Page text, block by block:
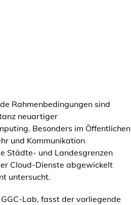
Rahmenbedingungen sind
neuartiger
Besonders im Öffentlichen
und Kommunikation
Städte- und Landesgrenzen
Cloud-Dienste abgewickelt
untersucht.
Lab, fasst der vorliegende